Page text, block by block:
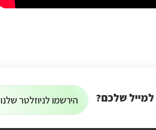
שלכם? הירשמו לניוזלטר שלנו
על
רוצים